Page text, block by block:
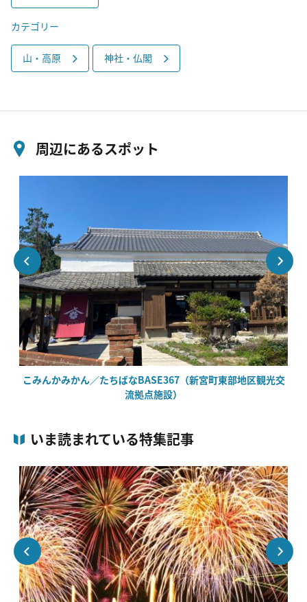
カテゴリー
山・高原 神社・仏閣
周辺にあるスポット
こみんかみかん／たちばなBASE367（新宮町東部地区観光交
流拠点施設）
いま読まれている特集記事